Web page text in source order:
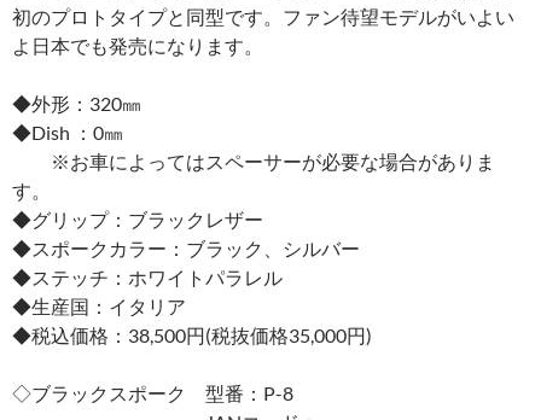
初のプロトタイプと同型です。ファン待望モデルがいよい
よ日本でも発売になります。
◆外形：320㎜
◆Dish ：0㎜
※お車によってはスペーサーが必要な場合がありま
す。
◆グリップ：ブラックレザー
◆スポークカラー：ブラック、シルバー
◆ステッチ：ホワイトパラレル
◆生産国：イタリア
◆税込価格：38,500円(税抜価格35,000円)
◇ブラックスポーク 型番：P-8